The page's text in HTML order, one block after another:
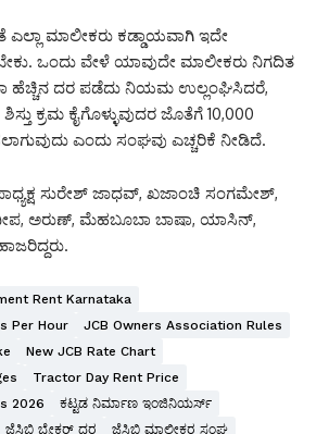
ಮಾಲೀಕರು ಕಡ್ಡಾಯವಾಗಿ ಇದೇ
ಒಂದು ವೇಳೆ ಯಾವುದೇ ಮಾಲೀಕರು ನಿಗದಿತ
ಹೆಚ್ಚಿನ ದರ ಪಡೆದು ನಿಯಮ ಉಲ್ಲಂಘಿಸಿದರೆ,
ಕ್ರಮ ಕೈಗೊಳ್ಳುವುದರ ಜೊತೆಗೆ 10,000
ಎಂದು ಸಂಘವು ಎಚ್ಚರಿಕೆ ನೀಡಿದೆ.
ಸುರೇಶ್ ಜಾಧವ್, ಖಜಾಂಚಿ ಸಂಗಮೇಶ್,
ಅರುಣ್, ಮೆಹಬೂಬಾ ಬಾಷಾ, ಯಾಸಿನ್,
Rent Karnataka
Per Hour
JCB Owners Association Rules
New JCB Rate Chart
Tractor Day Rent Price
2026
ಕಟ್ಟಡ ನಿರ್ಮಾಣ ಇಂಜಿನಿಯರ್ಸ್
ಜೆಸಿಬಿ ಬ್ರೇಕರ್ ದರ
ಜೆಸಿಬಿ ಮಾಲೀಕರ ಸಂಘ